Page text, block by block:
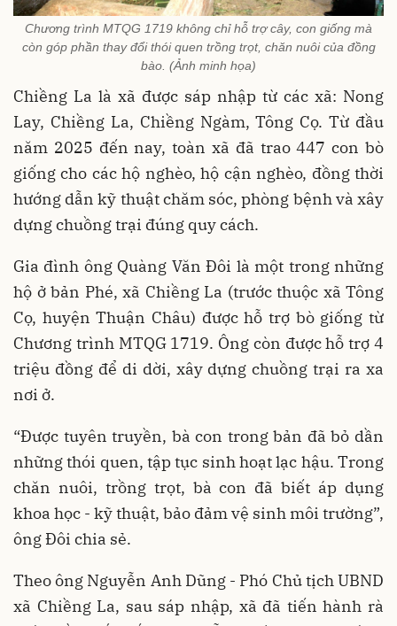
Chương trình MTQG 1719 không chỉ hỗ trợ cây, con giống mà
còn góp phần thay đổi thói quen trồng trọt, chăn nuôi của đồng
bào. (Ảnh minh họa)
Chiềng La là xã được sáp nhập từ các xã: Nong
Lay, Chiềng La, Chiềng Ngàm, Tông Cọ. Từ đầu
năm 2025 đến nay, toàn xã đã trao 447 con bò
giống cho các hộ nghèo, hộ cận nghèo, đồng thời
hướng dẫn kỹ thuật chăm sóc, phòng bệnh và xây
dựng chuồng trại đúng quy cách.
Gia đình ông Quàng Văn Đôi là một trong những
hộ ở bản Phé, xã Chiềng La (trước thuộc xã Tông
Cọ, huyện Thuận Châu) được hỗ trợ bò giống từ
Chương trình MTQG 1719. Ông còn được hỗ trợ 4
triệu đồng để di dời, xây dựng chuồng trại ra xa
nơi ở.
“Được tuyên truyền, bà con trong bản đã bỏ dần
những thói quen, tập tục sinh hoạt lạc hậu. Trong
chăn nuôi, trồng trọt, bà con đã biết áp dụng
khoa học - kỹ thuật, bảo đảm vệ sinh môi trường”,
ông Đôi chia sẻ.
Theo ông Nguyễn Anh Dũng - Phó Chủ tịch UBND
xã Chiềng La, sau sáp nhập, xã đã tiến hành rà